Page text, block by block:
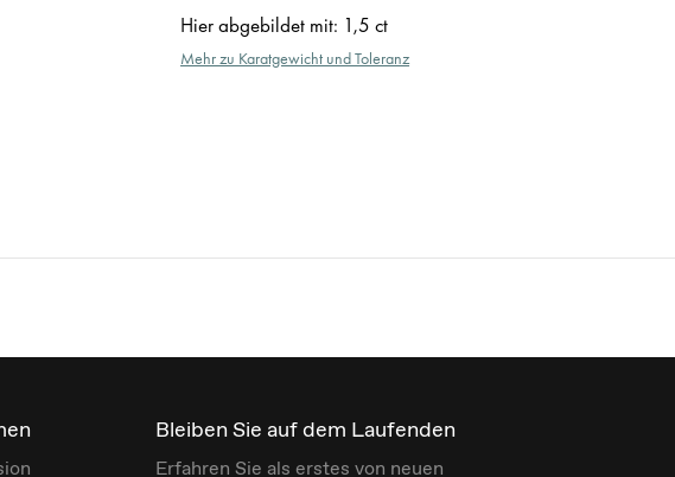
Hier abgebildet mit: 1,5 ct
Mehr zu Karatgewicht und Toleranz
Bleiben Sie auf dem Laufenden
Erfahren Sie als erstes von neuen